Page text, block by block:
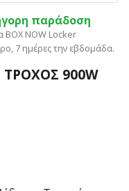
παράδοση
ΒΟΧ ΝΟW Locker
7 ημέρες την εβδομάδα.
ΤΡΟΧΌΣ 900W